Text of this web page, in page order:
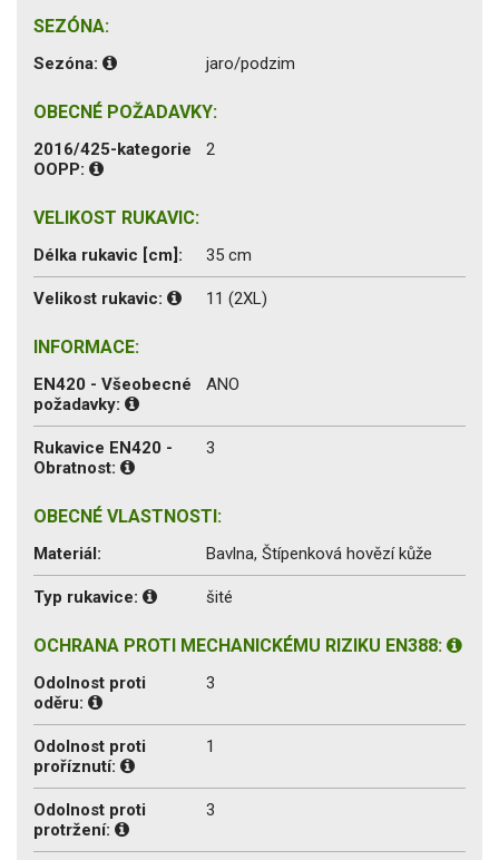
SEZÓNA:
Sezóna: jaro/podzim
OBECNÉ POŽADAVKY:
2016/425-kategorie
OOPP:
2
VELIKOST RUKAVIC:
Délka rukavic [cm]: 35 cm
Velikost rukavic: 11 (2XL)
INFORMACE:
EN420 - Všeobecné
požadavky:
ANO
Rukavice EN420 -
Obratnost:
3
OBECNÉ VLASTNOSTI:
Materiál: Bavlna, Štípenková hovězí kůže
Typ rukavice: šité
OCHRANA PROTI MECHANICKÉMU RIZIKU EN388:
Odolnost proti
oděru:
3
Odolnost proti
proříznutí:
1
Odolnost proti
protržení:
3